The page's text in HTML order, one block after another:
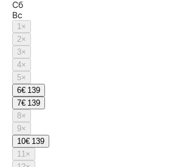
Сб
Вс
1×
2×
3×
4×
5×
6€ 139
7€ 139
8×
9×
10€ 139
11×